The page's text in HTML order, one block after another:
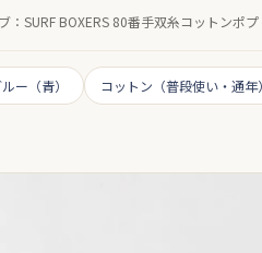
：SURF BOXERS 80番手双糸コットンポ
ー（青） コットン（普段使い・通年）